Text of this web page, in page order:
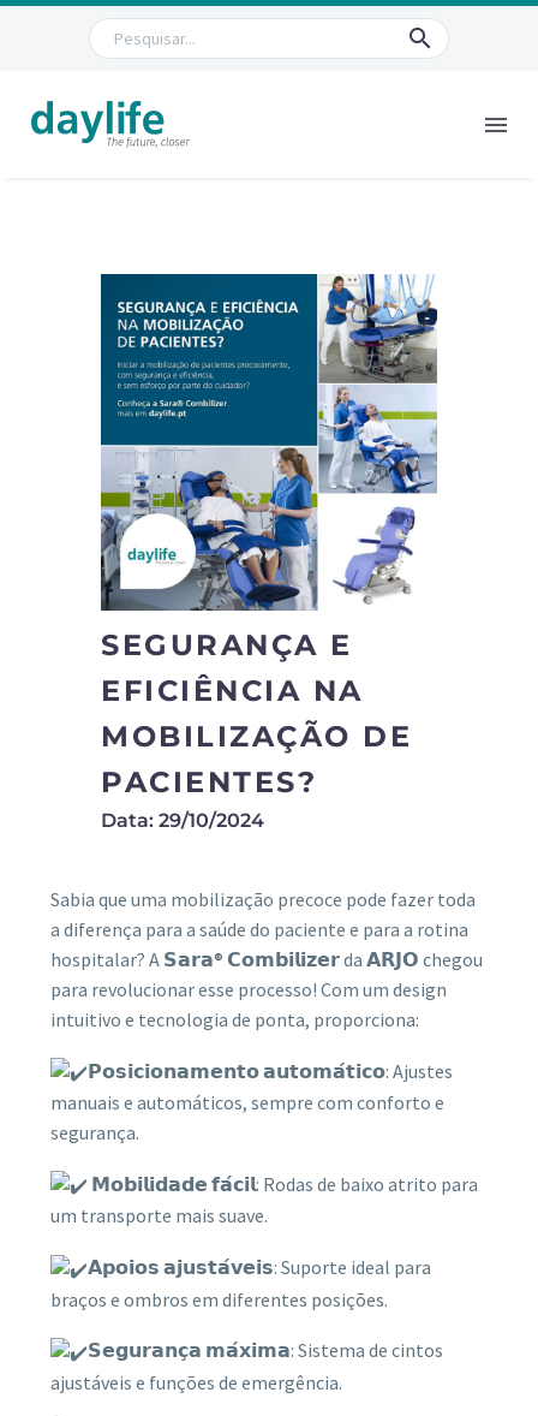
SEGURANÇA E
EFICIÊNCIA NA
MOBILIZAÇÃO DE
PACIENTES?
Data: 29/10/2024
Sabia que uma mobilização precoce pode fazer toda
a diferença para a saúde do paciente e para a rotina
hospitalar? A 𝗦𝗮𝗿𝗮® 𝗖𝗼𝗺𝗯𝗶𝗹𝗶𝘇𝗲𝗿 da 𝗔𝗥𝗝𝗢 chegou
para revolucionaresse processo! Com um design
intuitivo e tecnologia de ponta, proporciona:
𝗣𝗼𝘀𝗶𝗰𝗶𝗼𝗻𝗮𝗺𝗲𝗻𝘁𝗼 𝗮𝘂𝘁𝗼𝗺𝗮́𝘁𝗶𝗰𝗼: Ajustes
manuais e automáticos, sempre com conforto e
segurança.
𝗠𝗼𝗯𝗶𝗹𝗶𝗱𝗮𝗱𝗲 𝗳𝗮́𝗰𝗶𝗹: Rodas de baixo atrito para
um transporte mais suave.
𝗔𝗽𝗼𝗶𝗼𝘀 𝗮𝗷𝘂𝘀𝘁𝗮́𝘃𝗲𝗶𝘀: Suporte ideal para
braços e ombros em diferentes posições.
𝗦𝗲𝗴𝘂𝗿𝗮𝗻𝗰̧𝗮 𝗺𝗮́𝘅𝗶𝗺𝗮: Sistema de cintos
ajustáveis e funções de emergência.